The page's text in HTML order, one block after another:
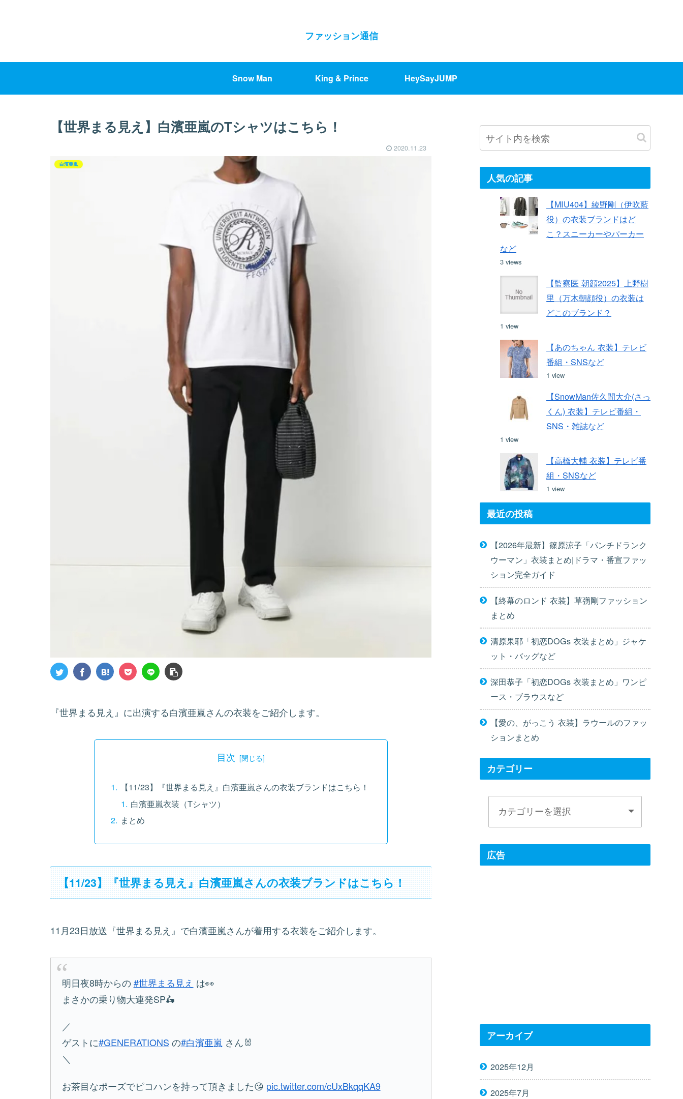
ファッション通信
Snow Man King & Prince HeySayJUMP
【世界まる見え】白濱亜嵐のTシャツはこちら！
2020.11.23
白濱亜嵐
『世界まる見え』に出演する白濱亜嵐さんの衣装をご紹介します。
目次
【11/23】『世界まる見え』白濱亜嵐さんの衣装ブランドはこちら！
白濱亜嵐衣装（Tシャツ）
まとめ
【11/23】『世界まる見え』白濱亜嵐さんの衣装ブランドはこちら！
11月23日放送『世界まる見え』で白濱亜嵐さんが着用する衣装をご紹介します。
明日夜8時からの#世界まる見え は👀
まさかの乗り物大連発SP🛵
／
ゲストに#GENERATIONS の#白濱亜嵐さん🐰
＼
お茶目なポーズでピコハンを持って頂きました😘 pic.twitter.com/cUxBkqqKA9
人気の記事
【MIU404】綾野剛（伊吹藍
役）の衣装ブランドはど
こ？スニーカーやパーカー
など
3 views
【監察医 朝顔2025】上野樹
里（万木朝顔役）の衣装は
どこのブランド？
1 view
【あのちゃん 衣装】テレビ
番組・SNSなど
1 view
【SnowMan佐久間大介(さっ
くん) 衣装】テレビ番組・
SNS・雑誌など
1 view
【高橋大輔 衣装】テレビ番
組・SNSなど
1 view
最近の投稿
【2026年最新】篠原涼子「パンチドランク
ウーマン」衣装まとめ|ドラマ・番宣ファッ
ション完全ガイド
【終幕のロンド 衣装】草彅剛ファッション
まとめ
清原果耶「初恋DOGs 衣装まとめ」ジャケ
ット・バッグなど
深田恭子「初恋DOGs 衣装まとめ」ワンピ
ース・ブラウスなど
【愛の、がっこう 衣装】ラウールのファッ
ションまとめ
カテゴリー
広告
アーカイブ
2025年12月
2025年7月